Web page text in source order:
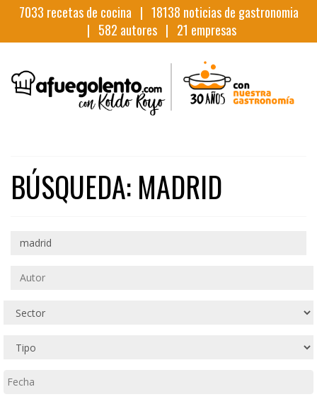
7033 recetas de cocina | 18138 noticias de gastronomia
| 582 autores | 21 empresas
BÚSQUEDA: MADRID